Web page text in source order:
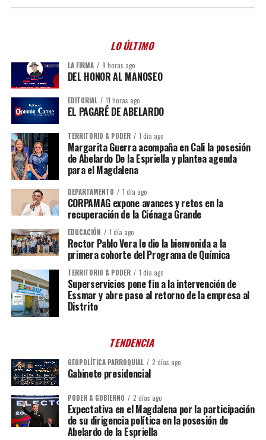
LO ÚLTIMO
LA FIRMA 9 horas ago
DEL HONOR AL MANOSEO
EDITORIAL 11 horas ago
EL PAGARÉ DE ABELARDO
TERRITORIO & PODER 1 día ago
Margarita Guerra acompaña en Cali la posesión
de Abelardo De la Espriella y plantea agenda
para el Magdalena
DEPARTAMENTO 1 día ago
CORPAMAG expone avances y retos en la
recuperación de la Ciénaga Grande
EDUCACIÓN 1 día ago
Rector Pablo Vera le dio la bienvenida a la
primera cohorte del Programa de Química
TERRITORIO & PODER 1 día ago
Superservicios pone fin a la intervención de
Essmar y abre paso al retorno de la empresa al
Distrito
TENDENCIA
GEOPOLÍTICA PARROQUIAL 2 días ago
Gabinete presidencial
PODER & GOBIERNO 2 días ago
Expectativa en el Magdalena por la participación
de su dirigencia política en la posesión de
Abelardo de la Espriella